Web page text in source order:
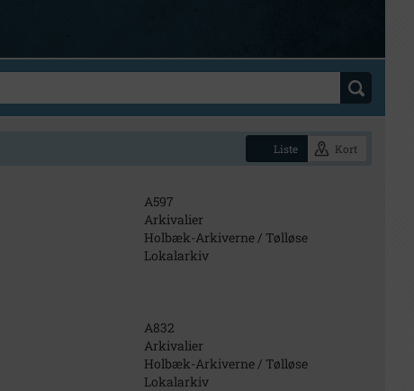
Liste Kort
A597
Arkivalier
Holbæk-Arkiverne / Tølløse
Lokalarkiv
A832
Arkivalier
Holbæk-Arkiverne / Tølløse
Lokalarkiv